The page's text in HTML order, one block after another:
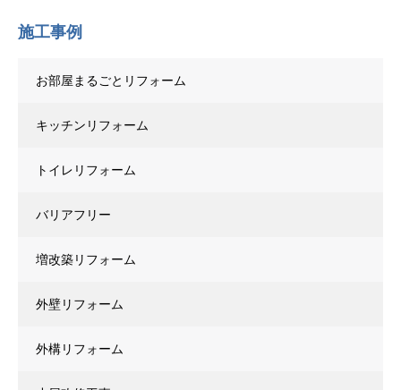
施工事例
お部屋まるごとリフォーム
キッチンリフォーム
トイレリフォーム
バリアフリー
増改築リフォーム
外壁リフォーム
外構リフォーム